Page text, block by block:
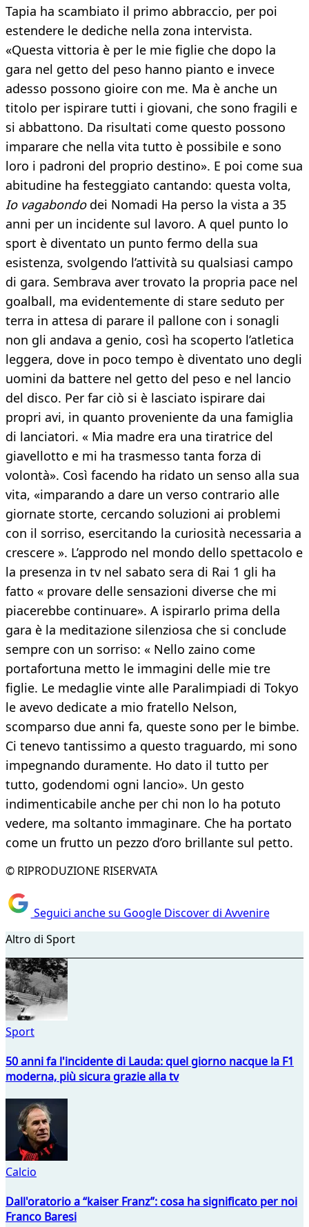
Tapia ha scambiato il primo abbraccio, per poi
estendere le dediche nella zona intervista.
«Questa vittoria è per le mie figlie che dopo la
gara nel getto del peso hanno pianto e invece
adesso possono gioire con me. Ma è anche un
titolo per ispirare tutti i giovani, che sono fragili e
si abbattono. Da risultati come questo possono
imparare che nella vita tutto è possibile e sono
loro i padroni del proprio destino». E poi come sua
abitudine ha festeggiato cantando: questa volta,
Io vagabondodei Nomadi Ha perso la vista a 35
anni per un incidente sul lavoro. A quel punto lo
sport è diventato un punto fermo della sua
esistenza, svolgendo l’attività su qualsiasi campo
di gara. Sembrava aver trovato la propria pace nel
goalball, ma evidentemente di stare seduto per
terra in attesa di parare il pallone con i sonagli
non gli andava a genio, così ha scoperto l’atletica
leggera, dove in poco tempo è diventato uno degli
uomini da battere nel getto del peso e nel lancio
del disco. Per far ciò si è lasciato ispirare dai
propri avi, in quanto proveniente da una famiglia
di lanciatori. « Mia madre era una tiratrice del
giavellotto e mi ha trasmesso tanta forza di
volontà». Così facendo ha ridato un senso alla sua
vita, «imparando a dare un verso contrario alle
giornate storte, cercando soluzioni ai problemi
con il sorriso, esercitando la curiosità necessaria a
crescere ». L’approdo nel mondo dello spettacolo e
la presenza in tv nel sabato sera di Rai 1 gli ha
fatto « provare delle sensazioni diverse che mi
piacerebbe continuare». A ispirarlo prima della
gara è la meditazione silenziosa che si conclude
sempre con un sorriso: « Nello zaino come
portafortuna metto le immagini delle mie tre
figlie. Le medaglie vinte alle Paralimpiadi di Tokyo
le avevo dedicate a mio fratello Nelson,
scomparso due anni fa, queste sono per le bimbe.
Ci tenevo tantissimo a questo traguardo, mi sono
impegnando duramente. Ho dato il tutto per
tutto, godendomi ogni lancio». Un gesto
indimenticabile anche per chi non lo ha potuto
vedere, ma soltanto immaginare. Che ha portato
come un frutto un pezzo d’oro brillante sul petto.
© RIPRODUZIONE RISERVATA
Seguici anche su Google Discover di Avvenire
Altro di Sport
Sport
50 anni fa l'incidente di Lauda: quel giorno nacque la F1
moderna, più sicura grazie alla tv
Calcio
Dall'oratorio a “kaiser Franz”: cosa ha significato per noi
Franco Baresi